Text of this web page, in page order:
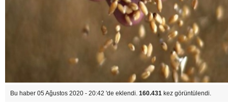
Bu haber 05 Ağustos 2020 - 20:42 'de eklendi. 160.431 kez görüntülendi.